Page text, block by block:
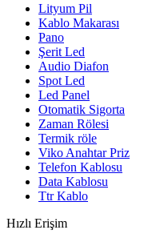
Lityum Pil
Kablo Makarası
Pano
Şerit Led
Audio Diafon
Spot Led
Led Panel
Otomatik Sigorta
Zaman Rölesi
Termik röle
Viko Anahtar Priz
Telefon Kablosu
Data Kablosu
Ttr Kablo
Hızlı Erişim